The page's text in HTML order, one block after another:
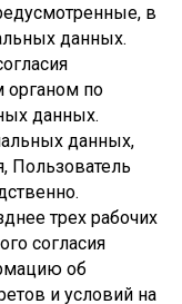
в
данных.
органом по
данных.
данных,
Пользователь
трех рабочих
согласия
об
и условий на